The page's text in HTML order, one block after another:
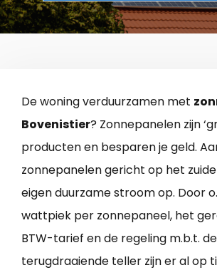
De woning verduurzamen met
Bovenistier? Zonnepanelen zijn
producten en besparen je geld.
zonnepanelen gericht op het
eigen duurzame stroom op. Door
wattpiek per zonnepaneel, het
BTW-tarief en de regeling m.b.t. de
terugdraaiende teller zijn er al op